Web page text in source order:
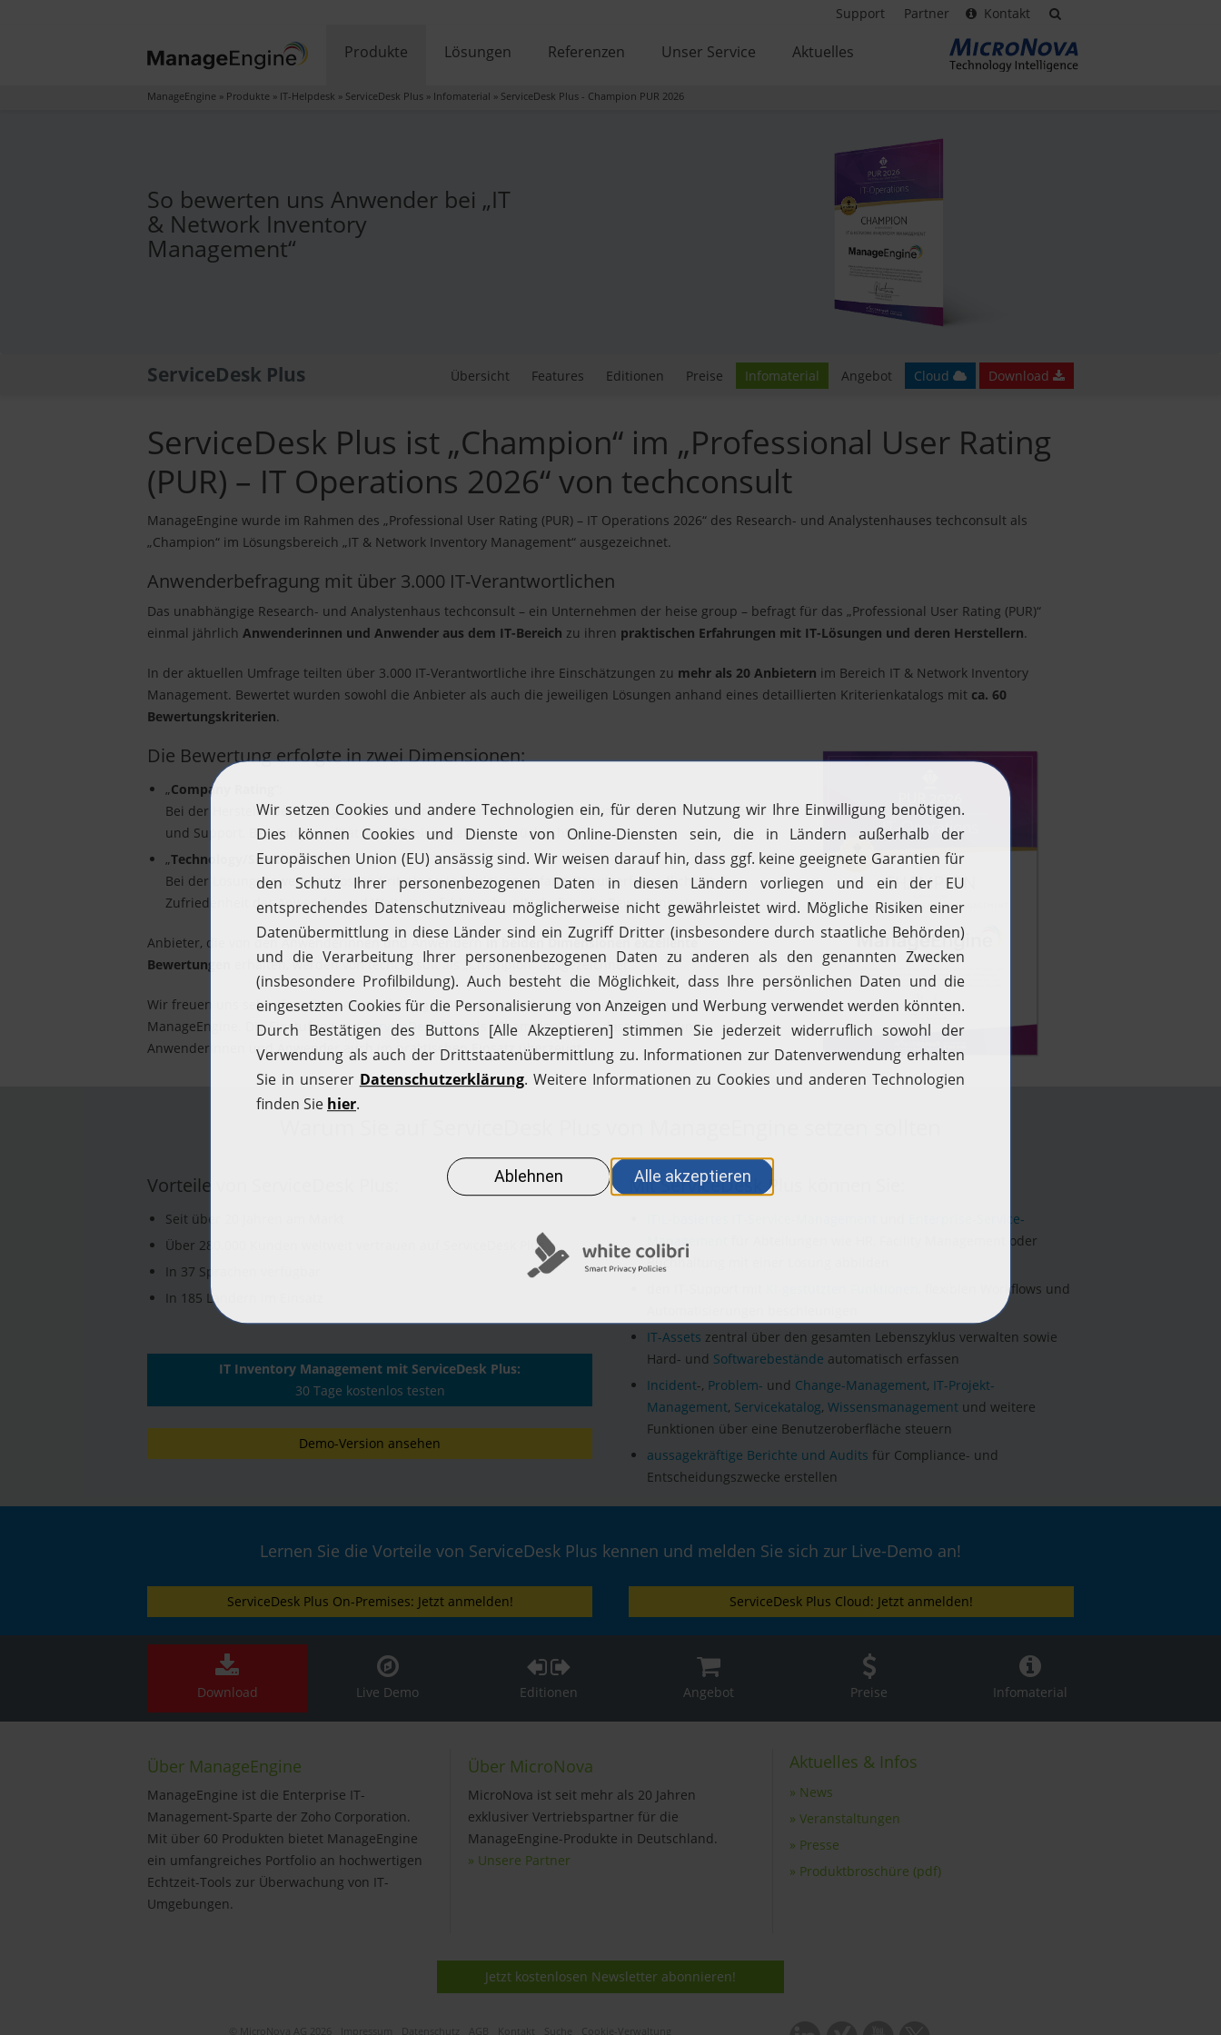
Support Partner Kontakt
Produkte Lösungen Referenzen Unser Service Aktuelles
ManageEngine » Produkte » IT-Helpdesk » ServiceDesk Plus » Infomaterial » ServiceDesk Plus - Champion PUR 2026
So bewerten uns Anwender bei „IT
& Network Inventory
Management“
ServiceDesk Plus Übersicht Features Editionen Preise Infomaterial Angebot Cloud Download
ServiceDesk Plus ist „Champion“ im „Professional User Rating
(PUR) – IT Operations 2026“ von techconsult
ManageEngine wurde im Rahmen des „Professional User Rating (PUR) – IT Operations 2026“ des Research- und Analystenhauses techconsult als
„Champion“ im Lösungsbereich „IT & Network Inventory Management“ ausgezeichnet.
Anwenderbefragung mit über 3.000 IT-Verantwortlichen
Das unabhängige Research- und Analystenhaus techconsult – ein Unternehmen der heise group – befragt für das „Professional User Rating (PUR)“
einmal jährlich Anwenderinnen und Anwender aus dem IT-Bereich zu ihren praktischen Erfahrungen mit IT-Lösungen und deren Herstellern.
In der aktuellen Umfrage teilten über 3.000 IT-Verantwortliche ihre Einschätzungen zu mehr als 20 Anbietern im Bereich IT & Network Inventory
Management. Bewertet wurden sowohl die Anbieter als auch die jeweiligen Lösungen anhand eines detaillierten Kriterienkatalogs mit ca. 60
Bewertungskriterien.
Die Bewertung erfolgte in zwei Dimensionen:
„Company Rating
Bei der Herstellerbewertung wurden unter anderem Kriterien wie Innovationsfähigkeit, Service
und Support, Beratungsqualität sowie Preisgestaltung berücksichtigt.
„Technology/Solution Rating“:
Bei der Lösungsbewertung flossen Kriterien wie Funktionsumfang, Benutzerfreundlichkeit,
Zufriedenheit der Anwender und Weiterempfehlungsbereitschaft in die Bewertung ein.
Anbieter, die von den Anwenderinnen und Anwendernin beiden Dimensionen exzellente
Bewertungen
erhalten, werden von techconsult als „Champion“ ausgezeichnet.
Wir freuen uns sehr über diese Auszeichnung für die IT-Service-Management-Lösungen von
ManageEngine. Die Einstufung vonServiceDesk Plusals „Champion“ zeigt, dass die Lösung
Anwenderinnen und Anwender auch im praktischen Einsatz überzeugt.
Vorteile von ServiceDesk Plus:
Seit über 20 Jahren am Markt
Über 280.000 Kunden weltweit vertrauen auf ServiceDesk Plus
In 37 Sprachen verfügbar
In 185 Ländern im Einsatz
IT Inventory Management mit ServiceDesk Plus:
30 Tage kostenlos testen
Demo-Version ansehen
Mit ServiceDesk Plus können Sie:
Enterprise-Service-
Management
für Abteilungen wie HR, Facility Management oder
Buchhaltung mit einer Lösung abbilden
, flexiblen Workflows und
IT-Assets zentral über den gesamten Lebenszyklus verwalten sowie
Hard- und Softwarebestände automatisch erfassen
Incident-, Problem- und Change-Management, IT-Projekt-
Management, Servicekatalog, Wissensmanagement und weitere
Funktionen über eine Benutzeroberfläche steuern
aussagekräftige Berichte und Audits für Compliance- und
Entscheidungszwecke erstellen
Lernen Sie die Vorteile von ServiceDesk Plus kennen und melden Sie sich zur Live-Demo an!
ServiceDesk Plus On-Premises: Jetzt anmelden! ServiceDesk Plus Cloud: Jetzt anmelden!
Download Live Demo Editionen Angebot Preise Infomaterial
Über ManageEngine
ManageEngine ist die Enterprise IT-
Management-Sparte der Zoho Corporation.
Mit über 60 Produkten bietet ManageEngine
ein umfangreiches Portfolio an hochwertigen
Echtzeit-Tools zur Überwachung von IT-
Umgebungen.
Über MicroNova
MicroNova ist seit mehr als 20 Jahren
exklusiver Vertriebspartner für die
ManageEngine-Produkte in Deutschland.
» Unsere Partner
Aktuelles & Infos
» News
» Veranstaltungen
» Presse
» Produktbroschüre (pdf)
Jetzt kostenlosen Newsletter abonnieren!
© MicroNova AG 2026 Impressum Datenschutz AGB Kontakt Suche Cookie-Verwaltung